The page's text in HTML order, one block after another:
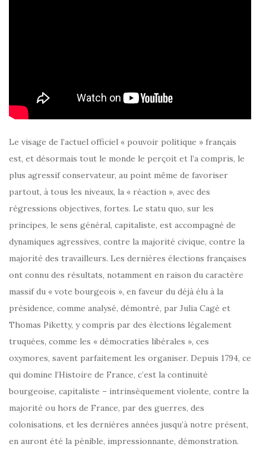
Le visage de l’actuel officiel « pouvoir politique » français
est, et désormais tout le monde le perçoit et l’a compris, le
plus agressif conservateur, au point même de favoriser
partout, à tous les niveaux, la « réaction », avec des
régressions objectives, fortes. Le statu quo, sur les
principes, le sens général, capitaliste, est accompagné de
dynamiques agressives, contre la majorité civique, contre la
majorité des travailleurs. Les dernières élections françaises
ont connu des résultats, notamment en raison du caractère
massif du « vote bourgeois », en faveur du déjà élu à la
présidence, comme analysé, démontré, par Julia Cagé et
Thomas Piketty, y compris par des élections légalement
truquées, comme les « démocraties libérales », ces
oxymores, savent parfaitement les organiser. Depuis 1794, ce
qui domine l’Histoire de France, c’est la continuité
bourgeoise, capitaliste – intrinsèquement violente, contre la
majorité ou hors de France, par des guerres, des
colonisations, et les dernières années jusqu’à notre présent,
en auront été la pénible, impressionnante, démonstration.